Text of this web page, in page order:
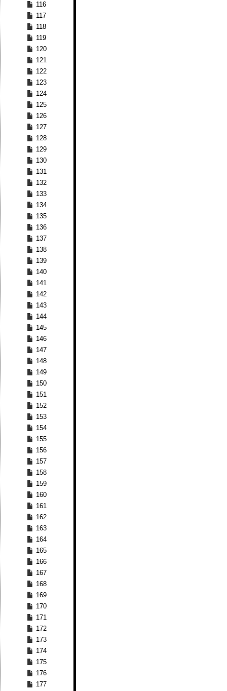
116
117
118
119
120
121
122
123
124
125
126
127
128
129
130
131
132
133
134
135
136
137
138
139
140
141
142
143
144
145
146
147
148
149
150
151
152
153
154
155
156
157
158
159
160
161
162
163
164
165
166
167
168
169
170
171
172
173
174
175
176
177